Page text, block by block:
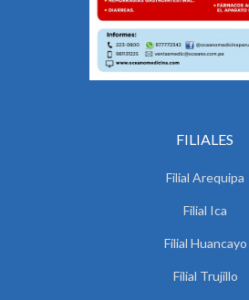
FILIALES
Filial Arequipa
Filial Ica
Filial Huancayo
Filial Trujillo